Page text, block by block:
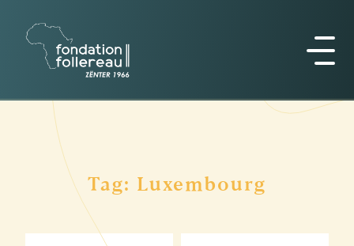
Tag: Luxembourg